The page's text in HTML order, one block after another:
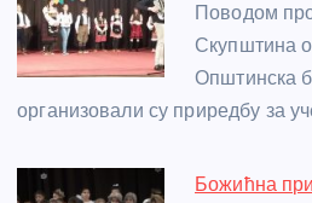
Поводом
Скупштина
Општинска
организовали су приредбу за
Божићна